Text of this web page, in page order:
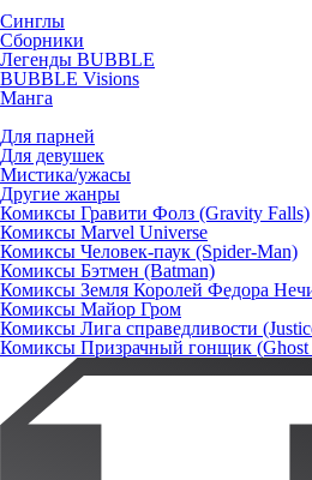
Синглы
Сборники
Легенды BUBBLE
BUBBLE Visions
Манга
Для парней
Для девушек
Мистика/ужасы
Другие жанры
Комиксы Гравити Фолз (Gravity Falls)
Комиксы Marvel Universe
Комиксы Человек-паук (Spider-Man)
Комиксы Бэтмен (Batman)
Комиксы Земля Королей Федора
Комиксы Майор Гром
Комиксы Лига справедливости
Комиксы Призрачный гонщик (Ghost